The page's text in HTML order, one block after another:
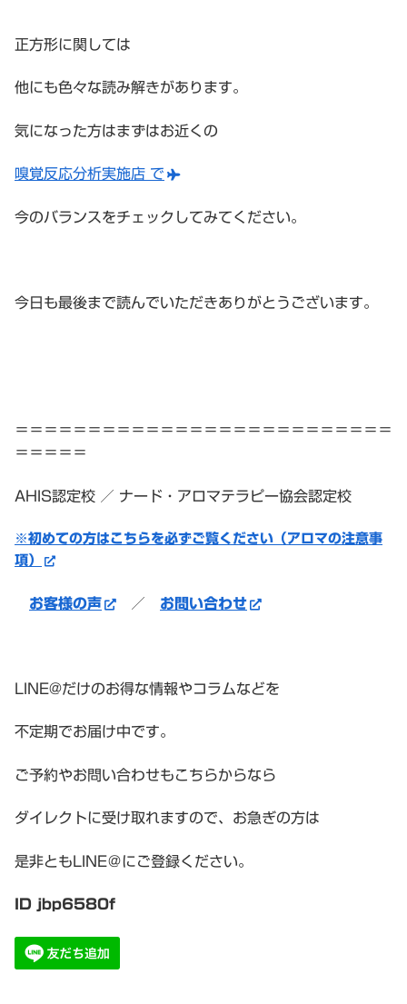
正方形に関しては
他にも色々な読み解きがあります。
気になった方はまずはお近くの
嗅覚反応分析実施店 で
今のバランスをチェックしてみてください。
今日も最後まで読んでいただきありがとうございます。
＝＝＝＝＝＝＝＝＝＝＝＝＝＝＝＝＝＝＝＝＝＝＝＝＝＝
＝＝＝＝＝
AHIS認定校 ／ ナード・アロマテラピー協会認定校
※初めての方はこちらを必ずご覧ください（アロマの注意事
項）
お客様の声 ／ お問い合わせ
LINE@だけのお得な情報やコラムなどを
不定期でお届け中です。
ご予約やお問い合わせもこちらからなら
ダイレクトに受け取れますので、お急ぎの方は
是非ともLINE＠にご登録ください。
ID jbp6580f